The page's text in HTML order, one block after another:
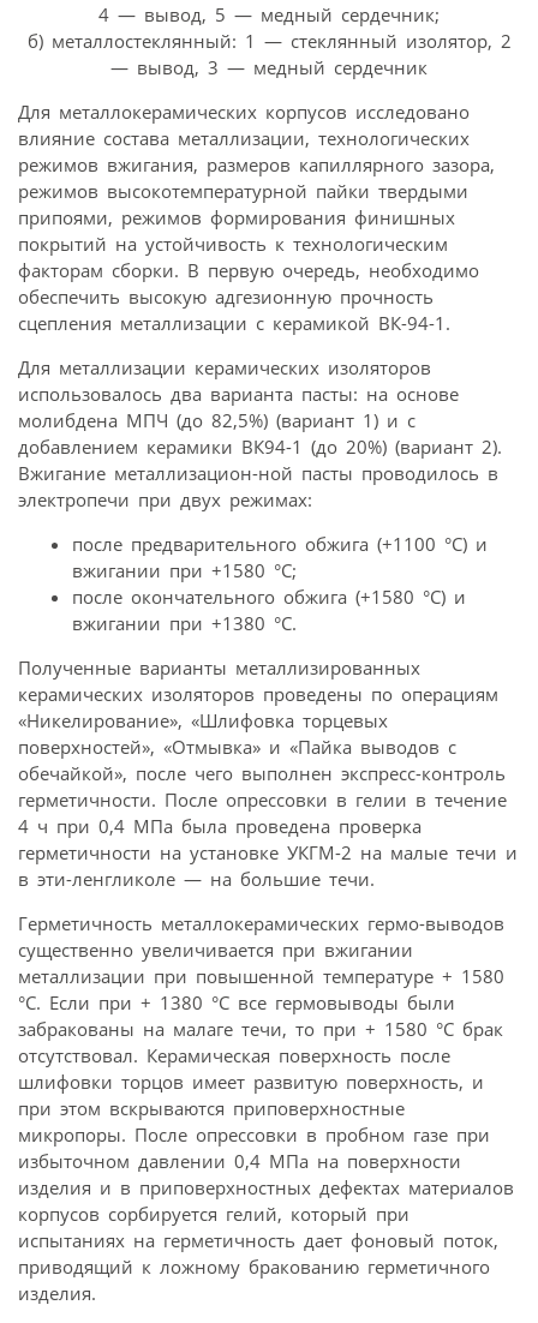
4 — вывод, 5 — медный сердечник;
б) металлостеклянный: 1 — стеклянный изолятор, 2
— вывод, 3 — медный сердечник
Для металлокерамических корпусов исследовано
влияние состава металлизации, технологических
режимов вжигания, размеров капиллярного зазора,
режимов высокотемпературной пайки твердыми
припоями, режимов формирования финишных
покрытий на устойчивость к технологическим
факторам сборки. В первую очередь, необходимо
обеспечить высокую адгезионную прочность
сцепления металлизации с керамикой ВК-94-1.
Для металлизации керамических изоляторов
использовалось два варианта пасты: на основе
молибдена МПЧ (до 82,5%) (вариант 1) и с
добавлением керамики ВК94-1 (до 20%) (вариант 2).
Вжигание металлизацион-ной пасты проводилось в
электропечи при двух режимах:
после предварительного обжига (+1100 °С) и
вжигании при +1580 °С;
после окончательного обжига (+1580 °С) и
вжигании при +1380 °С.
Полученные варианты металлизированных
керамических изоляторов проведены по операциям
«Никелирование», «Шлифовка торцевых
поверхностей», «Отмывка» и «Пайка выводов с
обечайкой», после чего выполнен экспресс-контроль
герметичности. После опрессовки в гелии в течение
4 ч при 0,4 МПа была проведена проверка
герметичности на установке УКГМ-2 на малые течи и
в эти-ленгликоле — на большие течи.
Герметичность металлокерамических гермо-выводов
существенно увеличивается при вжигании
металлизации при повышенной температуре + 1580
°С. Если при + 1380 °С все гермовыводы были
забракованы на малаге течи, то при + 1580 °С брак
отсутствовал. Керамическая поверхность после
шлифовки торцов имеет развитую поверхность, и
при этом вскрываются приповерхностные
микропоры. После опрессовки в пробном газе при
избыточном давлении 0,4 МПа на поверхности
изделия и в приповерхноcтных дефектах материалов
корпусов сорбируется гелий, который при
испытаниях на герметичность дает фоновый поток,
приводящий к ложному бракованию герметичного
изделия.